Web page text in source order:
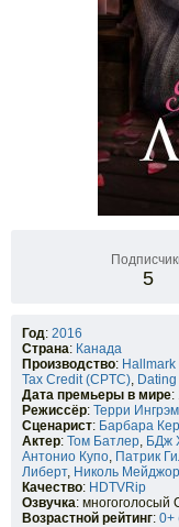
5
Год: 2016
Страна: Канада
Производство: Hallmark
Tax Credit (CPTC),
Дата премьеры в мире:
Режиссёр: Терри Ингрэм
Сценарист: Барбара
Актер: Том Батлер, БДж
Антонио Купо, Патрик
Либерт, Николь Мейджор
Качество: HDTVRip
Озвучка:
Возрастной рейтинг: 0+